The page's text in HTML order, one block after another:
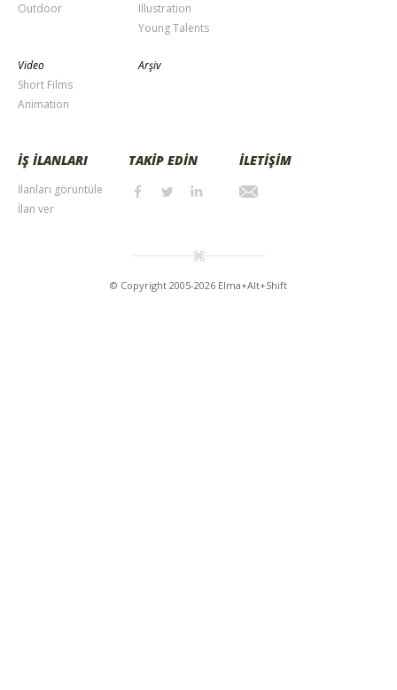
Outdoor
Illustration
Young Talents
Video
Short Films
Animation
Arşiv
İŞ İLANLARI
İlanları görüntüle
İlan ver
TAKİP EDİN İLETİŞİM
© Copyright 2005-2026 Elma+Alt+Shift